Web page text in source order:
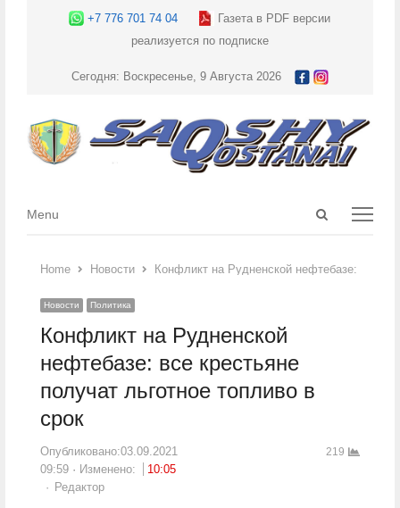
+7 776 701 74 04
Газета в PDF версии
реализуется по подписке
Сегодня: Воскресенье, 9 Августа 2026
Open
Menu
Menu
Home Новости Конфликт на Рудненской нефтебазе: все
Новости Политика
Конфликт на Рудненской
нефтебазе: все крестьяне
получат льготное топливо в
срок
Опубликовано:03.09.2021
09:59
Изменено:
10:05
Author
Редактор
219